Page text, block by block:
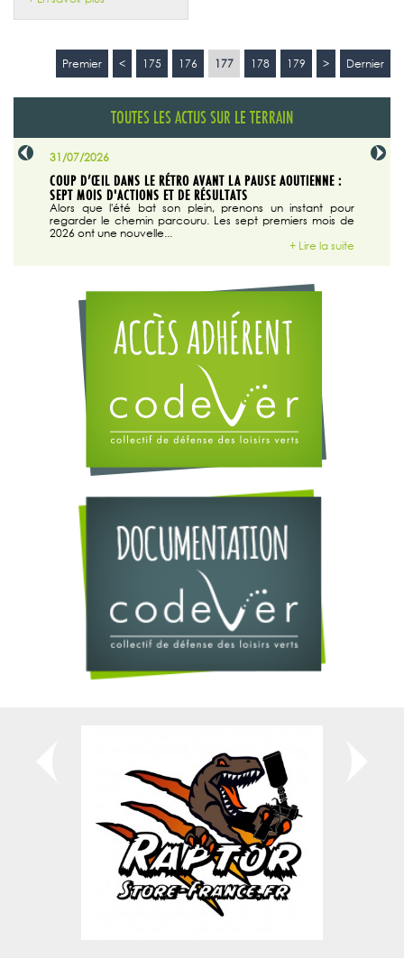
Premier < 175 176 177 178 179 > Dernier
TOUTES LES ACTUS SUR LE TERRAIN
31/07/2026
COUP D’ŒIL DANS LE RÉTRO AVANT LA PAUSE AOUTIENNE :
SEPT MOIS D'ACTIONS ET DE RÉSULTATS
Alors que l'été bat son plein, prenons un instant pour
regarder le chemin parcouru. Les sept premiers mois de
2026 ont une nouvelle...
+ Lire la suite
29/07/